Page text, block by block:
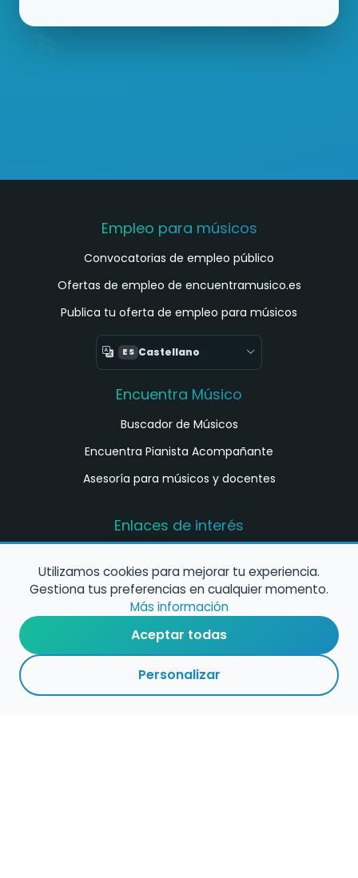
Empleo para músicos
Convocatorias de empleo público
Ofertas de empleo de encuentramusico.es
Publica tu oferta de empleo para músicos
ES Castellano
Encuentra Músico
Buscador de Músicos
Encuentra Pianista Acompañante
Asesoría para músicos y docentes
Enlaces de interés
música en España
Configura alertas de empleo
Contacta con nosotros
Utilizamos cookies para mejorar tu experiencia.
Gestiona tus preferencias en cualquier momento.
Más información
Aceptar todas
Personalizar